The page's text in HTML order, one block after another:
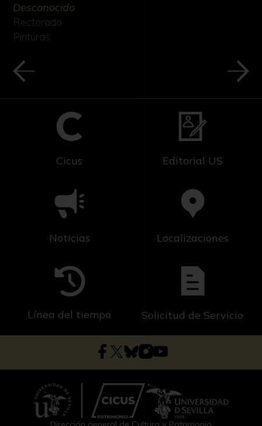
Desconocido
Rectorado
Pinturas
Cicus Editorial US
Noticias Localizaciones
Línea del tiempo Solicitud de Servicio